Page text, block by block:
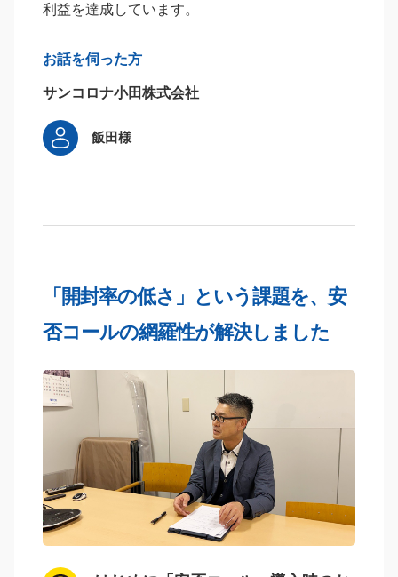
利益を達成しています。
お話を伺った方
サンコロナ小田株式会社
飯田様
「開封率の低さ」という課題を、安
否コールの網羅性が解決しました